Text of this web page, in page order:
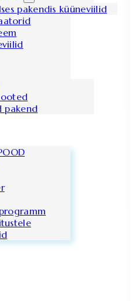
pakendis küüneviilid
pakend